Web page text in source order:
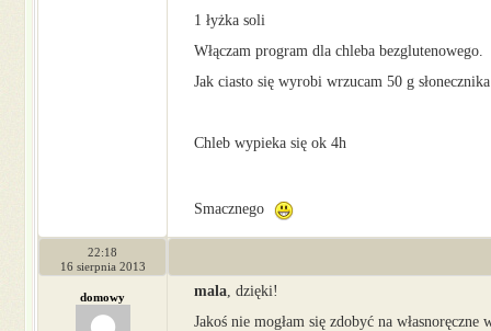
1 łyżka soli
Włączam program dla chleba bezglutenowego.
Jak ciasto się wyrobi wrzucam 50 g
Chleb wypieka się ok 4h
Smacznego
22:18
16 sierpnia 2013
domowy mala , dzięki!
Jakoś nie mogłam się zdobyć na